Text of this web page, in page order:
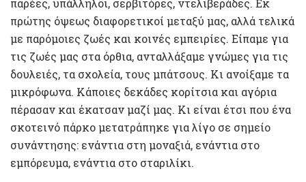
παρέες, υπάλληλοι, σερβιτόρες, ντελιβεράδες. Εκ
πρώτης όψεως διαφορετικοί μεταξύ μας, αλλά τελικά
με παρόμοιες ζωές και κοινές εμπειρίες. Είπαμε για
τις ζωές μας στα όρθια, ανταλλάξαμε γνώμες για τις
δουλειές, τα σχολεία, τους μπάτσους. Κι ανοίξαμε τα
μικρόφωνα. Κάποιες δεκάδες κορίτσια και αγόρια
πέρασαν και έκατσαν μαζί μας. Κι είναι έτσι που ένα
σκοτεινό πάρκο μετατράπηκε για λίγο σε σημείο
συνάντησης: ενάντια στη μοναξιά, ενάντια στο
εμπόρευμα, ενάντια στο σταριλίκι.